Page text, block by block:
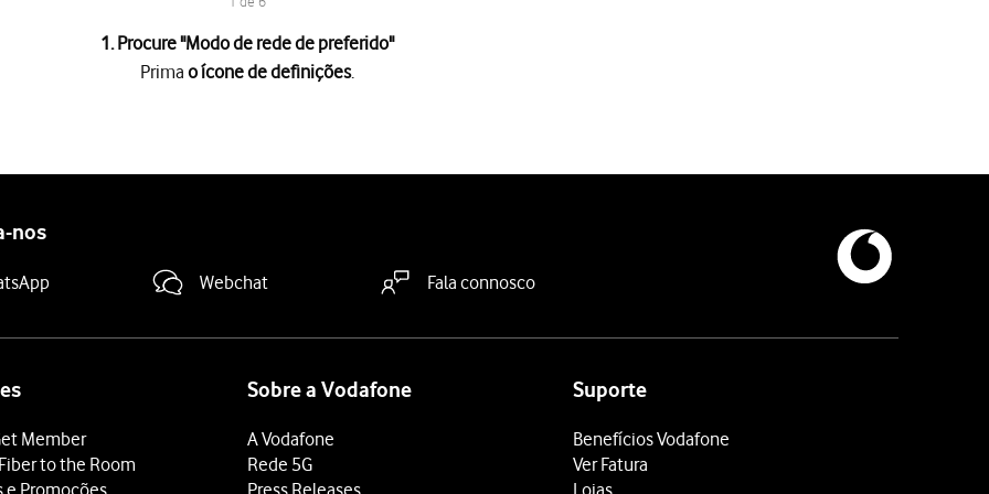
1. Procure "Modo de rede de preferido"
Primao ícone de definições.
pode haver diversos tipos de rede disponíveis. Se o telefone for definido para o tipo de rede mais rápido, este selecionará
deslize o dedo de baixo para cima a partir da base do ecrã.
nos
Webchat Fala connosco
Member
to the Room
e Promoções
Sobre a Vodafone
A Vodafone
Rede 5G
Press Releases
Suporte
Benefícios Vodafone
Ver Fatura
Lojas